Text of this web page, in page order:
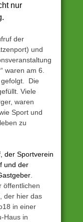
nur
der
und
waren am 6.
gefolgt. Die
Viele
waren
Sport und
zu
der Sportverein
und der
.
öffentlichen
der hier das
in einer
Haus in